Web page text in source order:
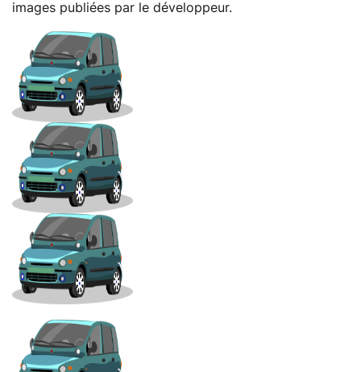
images publiées par le développeur.